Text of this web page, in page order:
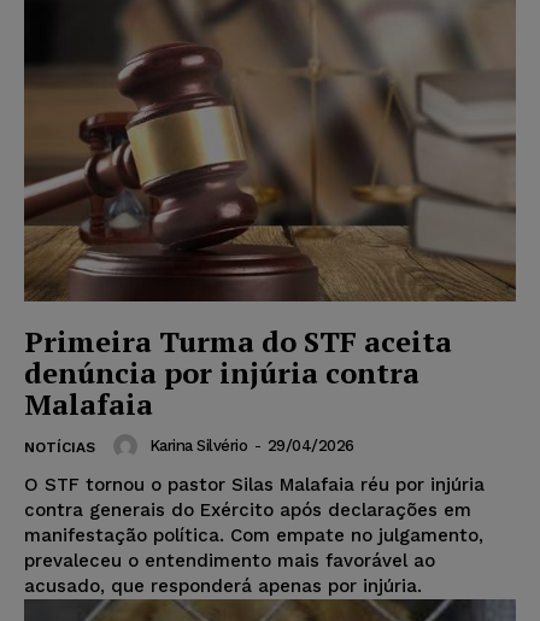
Primeira Turma do STF aceita
denúncia por injúria contra
Malafaia
NOTÍCIAS Karina Silvério - 29/04/2026
O STF tornou o pastor Silas Malafaia réu por injúria
contra generais do Exército após declarações em
manifestação política. Com empate no julgamento,
prevaleceu o entendimento mais favorável ao
acusado, que responderá apenas por injúria.